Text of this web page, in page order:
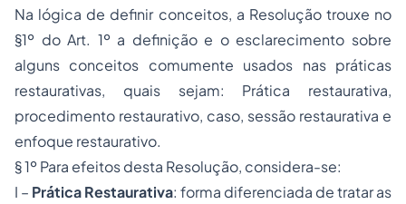
Na lógica de definir conceitos, a Resolução trouxe no
§1º do Art. 1º a definição e o esclarecimento sobre
alguns conceitos comumente usados nas práticas
restaurativas, quais sejam: Prática restaurativa,
procedimento restaurativo, caso, sessão restaurativa e
enfoque restaurativo.
§ 1º Para efeitos desta Resolução, considera-se:
I – Prática Restaurativa: forma diferenciada de tratar as